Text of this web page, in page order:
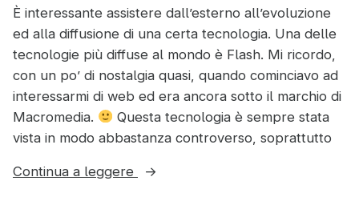
È interessante assistere dall’esterno all’evoluzione
ed alla diffusione di una certa tecnologia. Una delle
tecnologie più diffuse al mondo è Flash. Mi ricordo,
con un po’ di nostalgia quasi, quando cominciavo ad
interessarmi di web ed era ancora sotto il marchio di
Macromedia.
Questa tecnologia è sempre stata
vista in modo abbastanza controverso, soprattutto
Continua a leggere
“Flash